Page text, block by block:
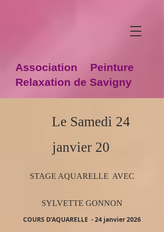
Association Peinture
Relaxation de Savigny
Le Samedi 24
janvier 20
STAGE AQUARELLE AVEC
SYLVETTE GONNON
COURS D’AQUARELLE - 24 janvier 2026